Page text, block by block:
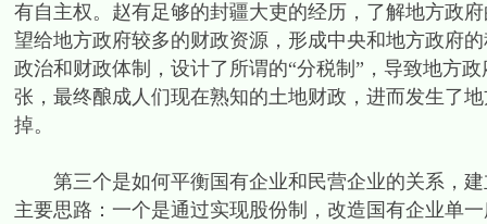
有自主权。赵有足够的封疆大吏的经历，了解地方政
望给地方政府较多的财政资源，形成中央和地方政府
政治和财政体制，设计了所谓的“分税制”，导致地方
张，最终酿成人们现在熟知的土地财政，进而发生了
掉。
第三个是如何平衡国有企业和民营企业的关系，建
主要思路：一个是通过实现股份制，改造国有企业单